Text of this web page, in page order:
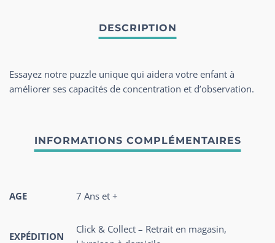
Essayez notre puzzle unique qui aidera votre enfant à
améliorer ses capacités de concentration et d’observation.
AGE 7 Ans et +
EXPÉDITION
Click & Collect – Retrait en magasin,